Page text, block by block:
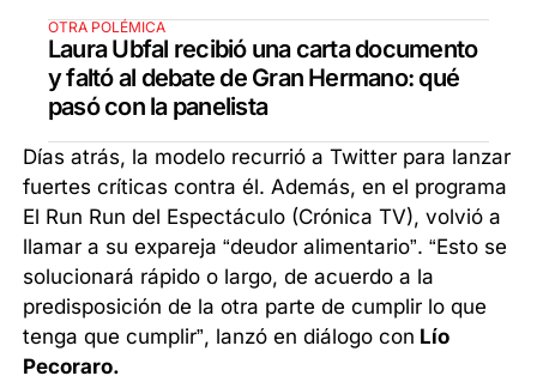
OTRA POLÉMICA
Laura Ubfal recibió una carta documento
y faltó al debate de Gran Hermano: qué
pasó con la panelista
Días atrás, la modelo recurrió a Twitter para lanzar
fuertes críticas contra él. Además, en el programa
El Run Run del Espectáculo (Crónica TV), volvió a
llamar a su expareja “deudor alimentario”. “Esto se
solucionará rápido o largo, de acuerdo a la
predisposición de la otra parte de cumplir lo que
tenga que cumplir”, lanzó en diálogo con Lío
Pecoraro.